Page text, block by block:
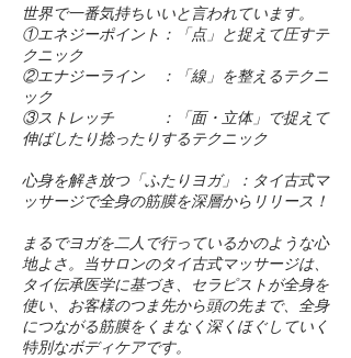
世界で一番気持ちいいと言われています。
①エネジーポイント：「点」と捉えて圧すテ
クニック
②エナジーライン ：「線」を整えるテクニ
ック
③ストレッチ ：「面・立体」で捉えて
伸ばしたり捻ったりするテクニック
心身を解き放つ「ふたりヨガ」：タイ古式マ
ッサージで全身の筋膜を深層からリリース！
まるでヨガを二人で行っているかのような心
地よさ。当サロンのタイ古式マッサージは、
タイ伝承医学に基づき、セラピストが全身を
使い、お客様のつま先から頭の先まで、全身
につながる筋膜をくまなく深くほぐしていく
特別なボディケアです。